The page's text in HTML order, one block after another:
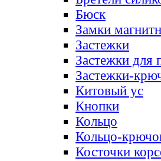
Бюск
Замки
Застежки
Застежки для
Застежки-
Китовый ус
Кнопки
Кольцо
Кольцо-
Косточки